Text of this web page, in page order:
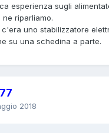
esperienza sugli
riparliamo.
uno stabilizzatore
su una schedina a parte.
2018